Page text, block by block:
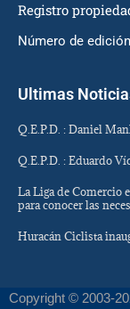
Registro
Número de
Ultimas
Q.E.P.D. : Daniel
Q.E.P.D. : Eduardo
La Liga de Comercio
para conocer las
Huracán Ciclista
Copyright © 2003-